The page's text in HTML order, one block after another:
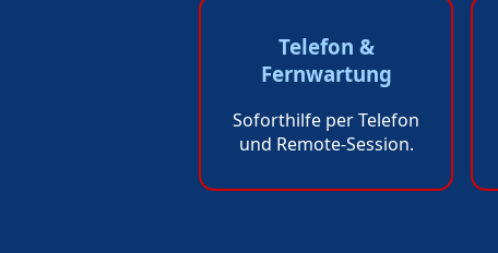
Telefon &
Fernwartung
Soforthilfe per Telefon
und Remote-Session.